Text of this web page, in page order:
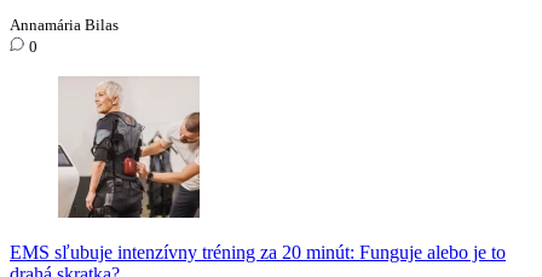
Annamária Bilas
0
EMS sľubuje intenzívny tréning za 20 minút: Funguje alebo je to